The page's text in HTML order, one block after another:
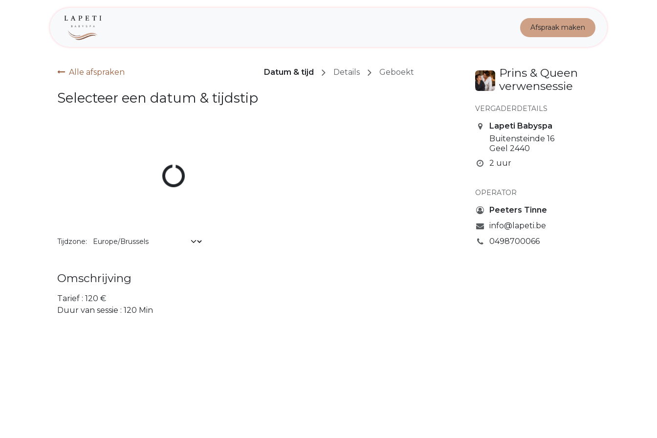
CursussenAfspraak mak​​en
Alle afspraken Datum & tijd Details Geboekt
Selecteer een datum & tijdstip
Tijdzone:
Omschrijving
Tarief : 120 €
Duur van sessie : 120 Min
Prins & Queen
verwensessie
VERGADERDETAILS
Lapeti Babyspa
Buitensteinde 16
Geel 2440
2 uur
OPERATOR
Peeters Tinne
info@lapeti.be
0498700066